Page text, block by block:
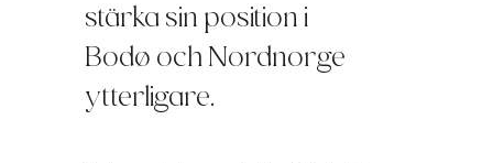
stärka sin position i
Bodø och Nordnorge
ytterligare.